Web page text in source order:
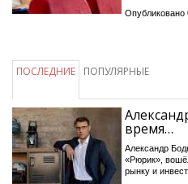
Опубликовано
ПОСЛЕДНИЕ ПОПУЛЯРНЫЕ
время…
Александр
«Рюрик»,
рынку и